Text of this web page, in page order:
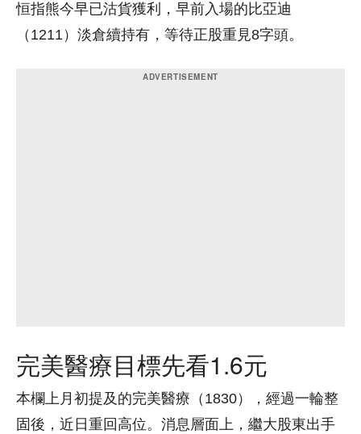
恒指熊今早已沽貨獲利，早前入場的比亞迪
（1211）淡倉續持有，等待正股重見8字頭。
完美醫療目標先看1.6元
本欄上月初提及的完美醫療（1830），經過一輪整
固後，近日重回高位。消息層面上，繼大股東出手